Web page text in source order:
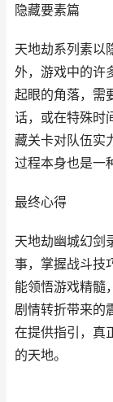
隐藏要素篇
天地劫系列素以
外，游戏中的许
起眼的角落，需
话，或在特殊时
藏关卡对队伍实
过程本身也是一
最终心得
天地劫幽城幻剑
事，掌握战斗技
能领悟游戏精髓
剧情转折带来的
在提供指引，真
的天地。